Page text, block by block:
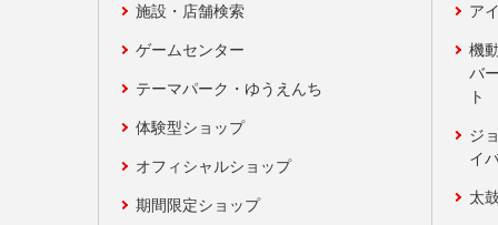
施設・店舗検索
ゲームセンター
テーマパーク・ゆうえんち
体験型ショップ
オフィシャルショップ
期間限定ショップ
ア
機
バ
ト
ジ
イ
太